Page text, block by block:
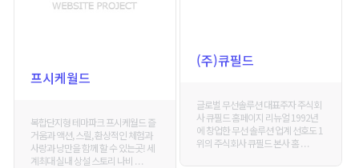
(주)큐필드
글로벌 무선솔루션 대표주자 주식회
사 큐필드 홈페이지 리뉴얼 1992년
에 창업한 무선 솔루션 업계 선호도 1
위의 주식회사 큐필드 본사 홈 . . .
프시케월드
복합단지형 테마파크 프시케월드 즐
거움과 액션, 스릴, 환상적인 체험과
사랑과 낭만을 함께 할 수 있는곳! 세
계최대 실내 상설 스토리 나비 . . .